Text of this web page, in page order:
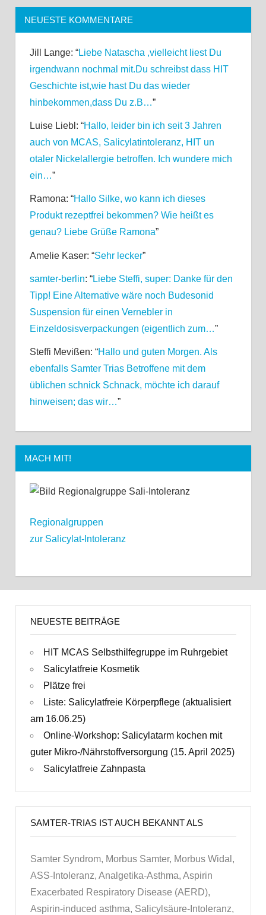
NEUESTE KOMMENTARE
Jill Lange: “Liebe Natascha ,vielleicht liest Du
irgendwann nochmal mit.Du schreibst dass HIT
Geschichte ist,wie hast Du das wieder
hinbekommen,dass Du z.B…”
Luise Liebl : “Hallo, leider bin ich seit 3 Jahren
auch von MCAS, Salicylatintoleranz, HIT un
otaler Nickelallergie betroffen. Ich wundere mich
ein…”
Ramona: “Hallo Silke, wo kann ich dieses
Produkt rezeptfrei bekommen? Wie heißt es
genau? Liebe Grüße Ramona”
Amelie Kaser: “Sehr lecker”
samter-berlin: “Liebe Steffi, super: Danke für den
Tipp! Eine Alternative wäre noch Budesonid
Suspension für einen Vernebler in
Einzeldosisverpackungen (eigentlich zum…”
Steffi Mevißen: “Hallo und guten Morgen. Als
ebenfalls Samter Trias Betroffene mit dem
üblichen schnick Schnack, möchte ich darauf
hinweisen; das wir…”
MACH MIT!
Regionalgruppen
zur Salicylat-Intoleranz
NEUESTE BEITRÄGE
HIT MCAS Selbsthilfegruppe im Ruhrgebiet
Salicylatfreie Kosmetik
Plätze frei
Liste: Salicylatfreie Körperpflege (aktualisiert
am 16.06.25)
Online-Workshop: Salicylatarm kochen mit
guter Mikro-/Nährstoffversorgung (15. April 2025)
Salicylatfreie Zahnpasta
SAMTER-TRIAS IST AUCH BEKANNT ALS
Samter Syndrom, Morbus Samter, Morbus Widal,
ASS-Intoleranz, Analgetika-Asthma, Aspirin
Exacerbated Respiratory Disease (AERD),
Aspirin-induced asthma, Salicylsäure-Intoleranz,